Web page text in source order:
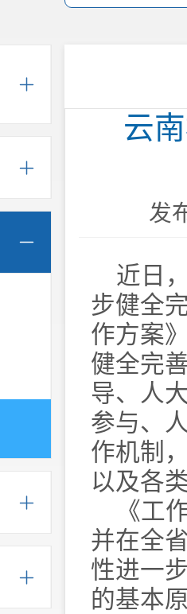
云
发
近日
步健全
作方案
健全完
导、人
参与、
作机制
以及各
《工
并在全
性进一
的基本